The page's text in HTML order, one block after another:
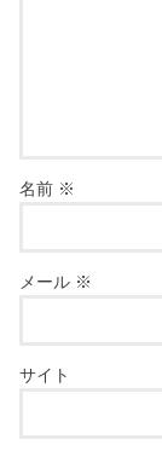
名前 ※
メール ※
サイト